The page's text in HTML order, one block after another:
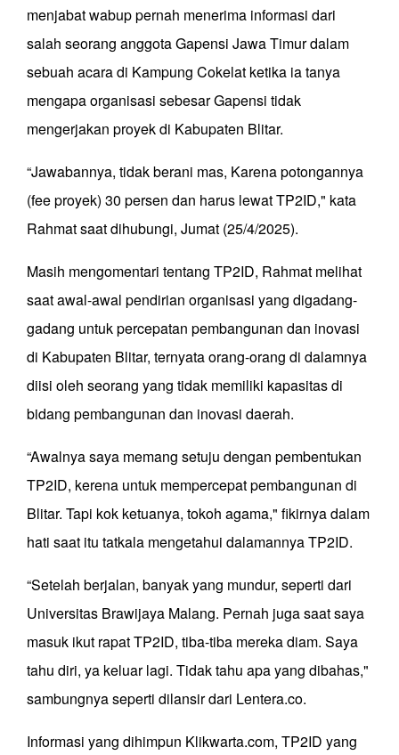
menjabat wabup pernah menerima informasi dari
salah seorang anggota Gapensi Jawa Timur dalam
sebuah acara di Kampung Cokelat ketika ia tanya
mengapa organisasi sebesar Gapensi tidak
mengerjakan proyek di Kabupaten Blitar.
“Jawabannya, tidak berani mas, Karena potongannya
(fee proyek) 30 persen dan harus lewat TP2ID," kata
Rahmat saat dihubungi, Jumat (25/4/2025).
Masih mengomentari tentang TP2ID, Rahmat melihat
saat awal-awal pendirian organisasi yang digadang-
gadang untuk percepatan pembangunan dan inovasi
di Kabupaten Blitar, ternyata orang-orang di dalamnya
diisi oleh seorang yang tidak memiliki kapasitas di
bidang pembangunan dan inovasi daerah.
“Awalnya saya memang setuju dengan pembentukan
TP2ID, kerena untuk mempercepat pembangunan di
Blitar. Tapi kok ketuanya, tokoh agama," fikirnya dalam
hati saat itu tatkala mengetahui dalamannya TP2ID.
“Setelah berjalan, banyak yang mundur, seperti dari
Universitas Brawijaya Malang. Pernah juga saat saya
masuk ikut rapat TP2ID, tiba-tiba mereka diam. Saya
tahu diri, ya keluar lagi. Tidak tahu apa yang dibahas,"
sambungnya seperti dilansir dari Lentera.co.
Informasi yang dihimpun Klikwarta.com, TP2ID yang